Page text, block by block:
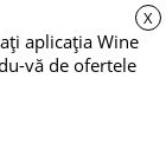
aplicația Wine
vă de ofertele
X